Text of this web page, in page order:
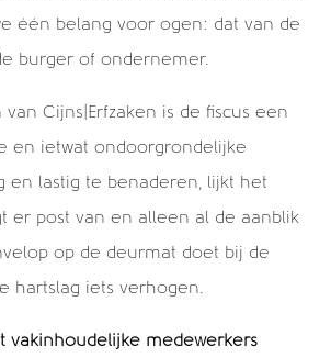
maar wel toestemming om
jouw testamentcheck! (deel 2) >
in het web bij Cijns? >
één belang voor ogen: dat van de
burger of ondernemer.
Cijns|Erfzaken is de fiscus een
en ietwat ondoorgrondelijke
en lastig te benaderen, lijkt het
er post van en alleen al de aanblik
op de deurmat doet bij de
hartslag iets verhogen.
vakinhoudelijke medewerkers